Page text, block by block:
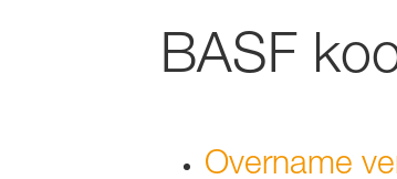
BASF
Overname